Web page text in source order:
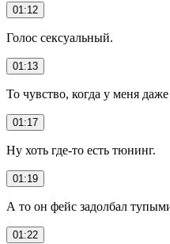
01:12
Голос сексуальный.
01:13
То чувство, когда у меня даже
01:17
Ну хоть где-то есть тюнинг.
01:19
А то он фейс задолбал
01:22